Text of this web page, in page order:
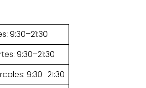
9:30–21:30
9:30–21:30
9:30–21:30